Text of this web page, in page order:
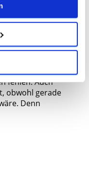
wie Sie mit dieser
zumal oft die
fehlen. Auch
obwohl gerade
Denn